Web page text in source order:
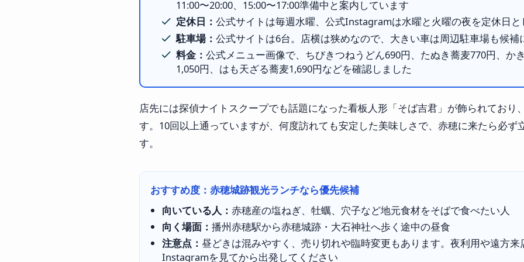
11:00〜20:00、15:00〜17:00準備中と案内しています
定休日： 公式サイトは毎週水曜、公式Instagramは水曜と火曜の夜を定休日
駐車場： 公式サイトは6台。店横は狭めなので、大きい車は周辺駐車場も候補
料金： 公式メニュー画像で、ちびきつねうどん690円、たぬき蕎麦770円、か
1,050円、はも天ざる蕎麦1,690円などを確認しました
店先には探偵ナイトスクープでも話題になった看板人形「そば吉君」が飾られており
す。10回以上通っていますが、何度訪れても安定した美味しさで、赤穂に来たら必ず
す。
おすすめ度：赤穂城跡観光ランチなら優先候補
向いている人： 赤穂産の塩ねぎ、牡蠣、穴子など地元食材をそばで食べたい人
向く場面： 播州赤穂駅から赤穂城跡・大石神社へ歩く途中の昼食
注意点： 昼どきは混みやすく、売り切れや臨時変更もあります。夜利用や遠方来
Instagramを見てから出発してください